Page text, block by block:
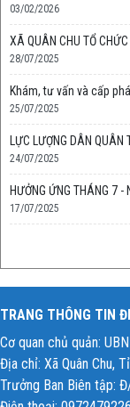
03/02/2026
XÃ QUÂN CHU TỔ
28/07/2025
Khám, tư vấn và cấp
25/07/2025
LỰC LƯỢNG DÂN
24/07/2025
HƯỞNG ỨNG THÁNG 7 -
17/07/2025
TRANG THÔNG TIN
Cơ quan chủ quản:
Địa chỉ: Xã Quân Chu,
Trưởng Ban Biên tập: